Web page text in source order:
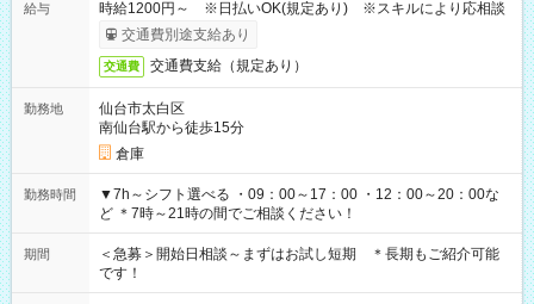
給与
時給1200円～ ※日払いOK(規定あり) ※スキルにより応相談
交通費別途支給あり
交通費 交通費支給（規定あり）
勤務地
仙台市太白区
南仙台駅から徒歩15分
倉庫
勤務時間
▼7h～シフト選べる ・09：00～17：00 ・12：00～20：00な
ど ＊7時～21時の間でご相談ください！
期間
＜急募＞開始日相談～まずはお試し短期 ＊長期もご紹介可能
です！